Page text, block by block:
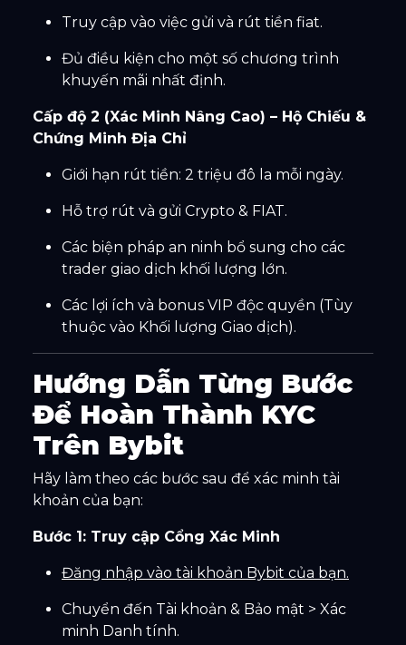
Truy cập vào việc gửi và rút tiền fiat.
Đủ điều kiện cho một số chương trình
khuyến mãi nhất định.
Cấp độ 2 (Xác Minh Nâng Cao) – Hộ Chiếu &
Chứng Minh Địa Chỉ
Giới hạn rút tiền: 2 triệu đô la mỗi ngày.
Hỗ trợ rút và gửi Crypto & FIAT.
Các biện pháp an ninh bổ sung cho các
trader giao dịch khối lượng lớn.
Các lợi ích và bonus VIP độc quyền (Tùy
thuộc vào Khối lượng Giao dịch).
Hướng Dẫn Từng Bước
Để Hoàn Thành KYC
Trên Bybit
Hãy làm theo các bước sau để xác minh tài
khoản của bạn:
Bước 1: Truy cập Cổng Xác Minh
Đăng nhập vào tài khoản Bybit của bạn.
Chuyển đến Tài khoản & Bảo mật > Xác
minh Danh tính.